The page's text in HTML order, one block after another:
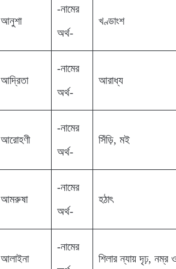
আনুশা
-নামের
অর্থ-
খণ্ডাংশ
আদ্রিতা
-নামের
অর্থ-
আরাধ্য
আরোহণী
-নামের
অর্থ-
সিঁড়ি, মই
আমরুষা
-নামের
অর্থ-
হঠাৎ
আলাইনা
-নামের
শিলার ন্যায় দৃঢ়, নম্র